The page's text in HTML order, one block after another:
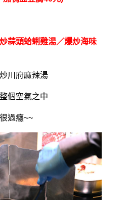
蒜頭蛤蜊雞湯／爆炒海味
川府麻辣湯
個空氣之中
過癮~~